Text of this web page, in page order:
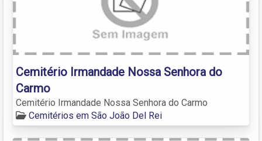
Cemitério Irmandade Nossa Senhora do
Carmo
Cemitério Irmandade Nossa Senhora do Carmo
Cemitérios em São João Del Rei